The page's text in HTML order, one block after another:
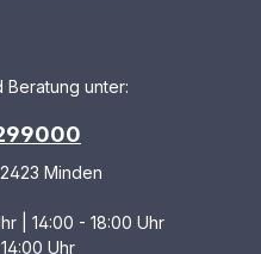
Beratung unter:
Minden
| 14:00 - 18:00 Uhr
Uhr